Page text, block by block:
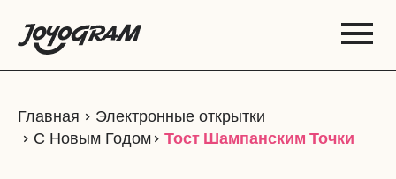
Главная
Электронные открытки
С Новым Годом
Тост Шампанским Точки